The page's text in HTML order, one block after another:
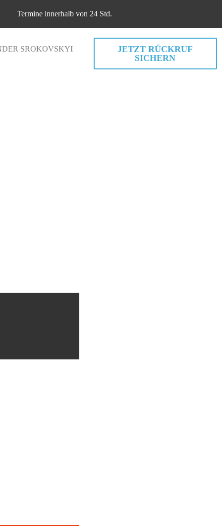
Termine innerhalb von 24 Std.
SROKOVSKYI
JETZT RÜCKRUF
SICHERN